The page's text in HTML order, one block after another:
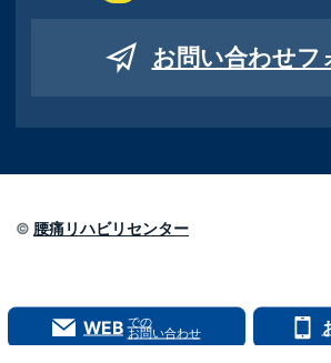
WEB での
お問い合わせ
お問い合わせフ
© 腰痛リハビリセンター